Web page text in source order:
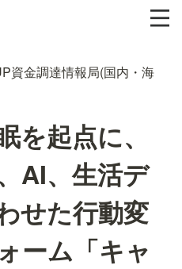
資金調達情報局(国内・海
を起点に、
AI、生活デ
せた行動変
ーム「キャ